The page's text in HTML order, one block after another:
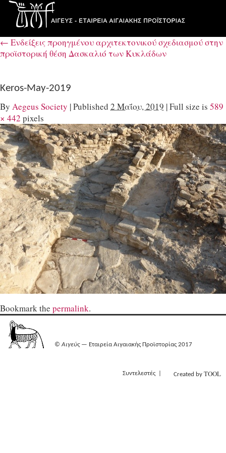
← Ενδείξεις προηγμένου αρχιτεκτονικού σχεδιασμού στην
προϊστορική θέση Δασκαλιό των Κυκλάδων
Keros-May-2019
By Aegeus Society |Published 2 Μαΐου, 2019 |Full size is 589
× 442 pixels
Bookmark the permalink.
©Αιγεύς— Εταιρεία Αιγαιακής Προϊστορίας 2017
Συντελεστές Created by TOOL